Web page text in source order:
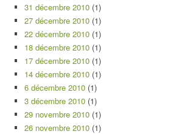
31 décembre 2010 (1)
27 décembre 2010 (1)
22 décembre 2010 (1)
18 décembre 2010 (1)
17 décembre 2010 (1)
14 décembre 2010 (1)
6 décembre 2010 (1)
3 décembre 2010 (1)
29 novembre 2010 (1)
26 novembre 2010 (1)